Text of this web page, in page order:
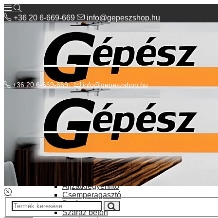
+36 20 6-669-669 info@gepeszshop.hu
Kategóriák menü
Bolhapiac
Burkolatok
Elektromos fűtés
Építkezés, fejújítás
Alapozó festék
Aljzatkiegyenlítő
Csemperagasztó
Poráru
Száraz beton
+36 20 6-669-669 info@gepeszshop.hu